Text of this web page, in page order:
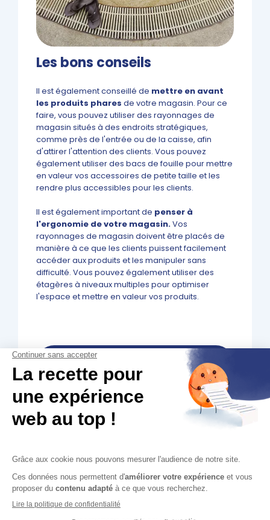
Les bons conseils
Il est également conseillé de mettre en avant
les produits phares de votre magasin. Pour ce
faire, vous pouvez utiliser des rayonnages de
magasin situés à des endroits stratégiques,
comme près de l'entrée ou de la caisse, afin
d'attirer l'attention des clients. Vous pouvez
également utiliser des bacs de fouille pour mettre
en valeur vos accessoires de petite taille et les
rendre plus accessibles pour les clients.
Il est également important de penser à
l'ergonomie de votre magasin.Vos
rayonnages de magasin doivent être placés de
manière à ce que les clients puissent facilement
accéder aux produits et les manipuler sans
difficulté. Vous pouvez également utiliser des
étagères à niveaux multiples pour optimiser
l'espace et mettre en valeur vos produits.
Enfin, n'oubliez pas l'importance de la
décoration et de l'ambiance de votre
informations qui correspondent à l'univers
de la piscine au niveau des bandeaux de
gondoles, pour créer une ambiance
agréable et conviviale.